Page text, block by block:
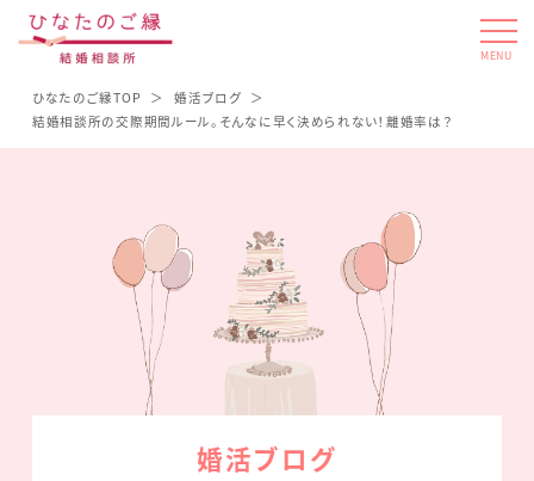
MENU
ひなたのご縁TOP
婚活ブログ
結婚相談所の交際期間ルール。そんなに早く決められない！離婚率は？
婚活ブログ